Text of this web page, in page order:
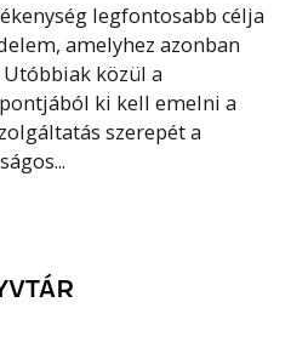
legfontosabb célja
amelyhez azonban
közül a
ki kell emelni a
szerepét a